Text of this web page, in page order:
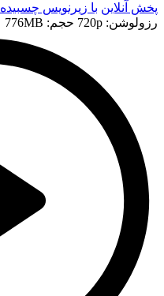
پخش آنلاین با زیرنویس چسبیده
رزولوشن: 720p
حجم: 776MB